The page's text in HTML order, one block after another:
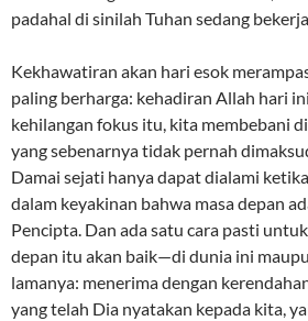
padahal di sinilah Tuhan sedang
Kekhawatiran akan hari esok
paling berharga: kehadiran Allah hari
kehilangan fokus itu, kita membebani
yang sebenarnya tidak pernah
Damai sejati hanya dapat dialami
dalam keyakinan bahwa masa depan
Pencipta. Dan ada satu cara pasti
depan itu akan baik—di dunia ini
lamanya: menerima dengan
yang telah Dia nyatakan kepada kita,